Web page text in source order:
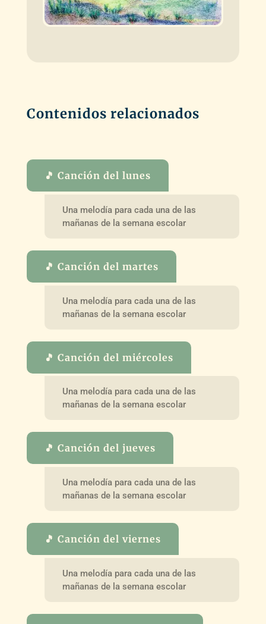
Contenidos relacionados
🎵 Canción del lunes
Una melodía para cada una de las
mañanas de la semana escolar
🎵 Canción del martes
Una melodía para cada una de las
mañanas de la semana escolar
🎵 Canción del miércoles
Una melodía para cada una de las
mañanas de la semana escolar
🎵 Canción del jueves
Una melodía para cada una de las
mañanas de la semana escolar
🎵 Canción del viernes
Una melodía para cada una de las
mañanas de la semana escolar